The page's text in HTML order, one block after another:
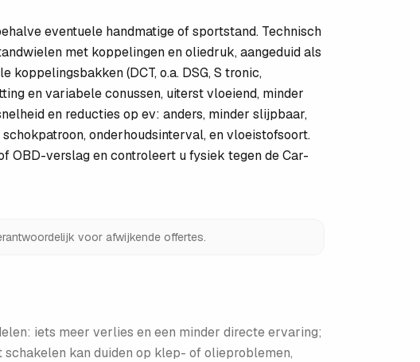
eventuele handmatige of sportstand. Technisch
met koppelingen en oliedruk, aangeduid als
(DCT, o.a. DSG, S tronic,
en variabele conussen, uiterst vloeiend, minder
en reducties op ev: anders, minder slijpbaar,
onderhoudsinterval, en vloeistofsoort.
OBD-verslag en controleert u fysiek tegen de Car-
voor afwijkende offertes.
iets meer verlies en een minder directe ervaring;
kan duiden op klep- of olieproblemen,